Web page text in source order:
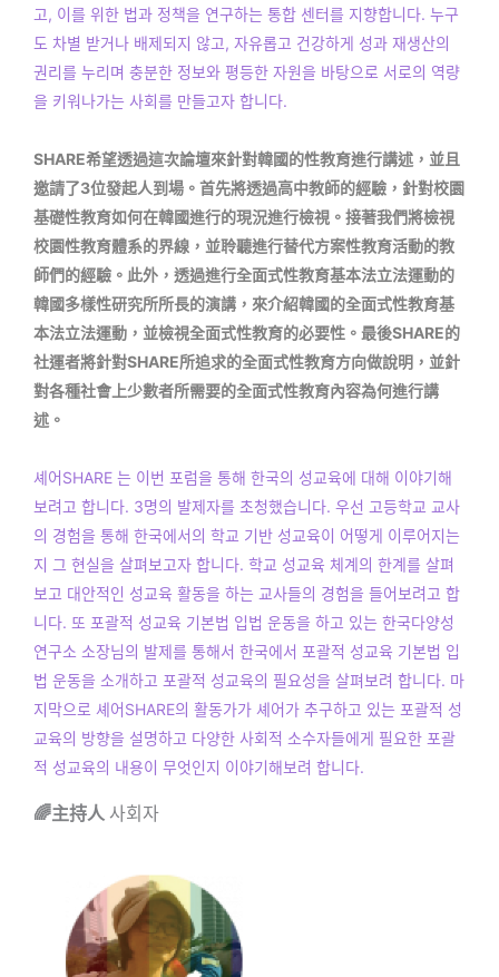
고, 이를 위한 법과 정책을 연구하는 통합 센터를 지향합니다. 누구
도 차별 받거나 배제되지 않고, 자유롭고 건강하게 성과 재생산의
권리를 누리며 충분한 정보와 평등한 자원을 바탕으로 서로의 역량
을 키워나가는 사회를 만들고자 합니다.
SHARE希望透過這次論壇來針對韓國的性教育進行講述，並且
邀請了3位發起人到場。首先將透過高中教師的經驗，針對校園
基礎性教育如何在韓國進行的現況進行檢視。接著我們將檢視
校園性教育體系的界線，並聆聽進行替代方案性教育活動的教
師們的經驗。此外，透過進行全面式性教育基本法立法運動的
韓國多樣性研究所所長的演講，來介紹韓國的全面式性教育基
本法立法運動，並檢視全面式性教育的必要性。最後SHARE的
社運者將針對SHARE所追求的全面式性教育方向做說明，並針
對各種社會上少數者所需要的全面式性教育內容為何進行講
述。
셰어SHARE 는 이번 포럼을 통해 한국의 성교육에 대해 이야기해
보려고 합니다. 3명의 발제자를 초청했습니다. 우선 고등학교 교사
의 경험을 통해 한국에서의 학교 기반 성교육이 어떻게 이루어지는
지 그 현실을 살펴보고자 합니다. 학교 성교육 체계의 한계를 살펴
보고 대안적인 성교육 활동을 하는 교사들의 경험을 들어보려고 합
니다. 또 포괄적 성교육 기본법 입법 운동을 하고 있는 한국다양성
연구소 소장님의 발제를 통해서 한국에서 포괄적 성교육 기본법 입
법 운동을 소개하고 포괄적 성교육의 필요성을 살펴보려 합니다. 마
지막으로 셰어SHARE의 활동가가 셰어가 추구하고 있는 포괄적 성
교육의 방향을 설명하고 다양한 사회적 소수자들에게 필요한 포괄
적 성교육의 내용이 무엇인지 이야기해보려 합니다.
🌈主持人 사회자